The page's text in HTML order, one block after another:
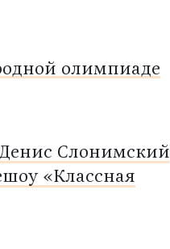
олимпиаде
Слонимский
«Классная